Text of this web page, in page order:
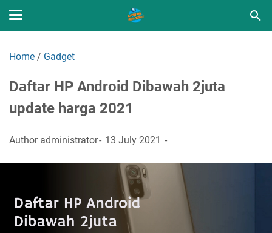
Home / Gadget
Daftar HP Android Dibawah 2juta
update harga 2021
Author administrator 13 July 2021